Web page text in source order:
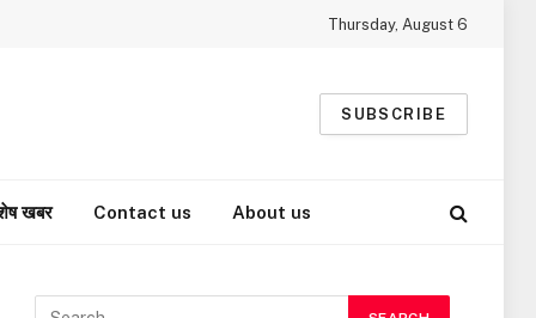
Thursday, August 6
SUBSCRIBE
खबर Contact us About us